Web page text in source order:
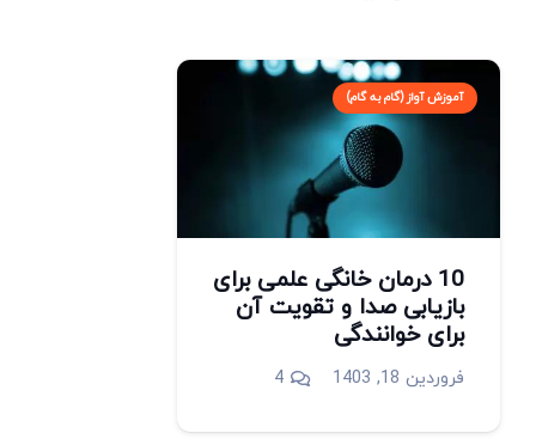
آموزش آواز (گام به گام)
10 درمان خانگی علمی برای
بازیابی صدا و تقویت آن
برای خوانندگی
فروردین 18, 1403 4دیدگاه